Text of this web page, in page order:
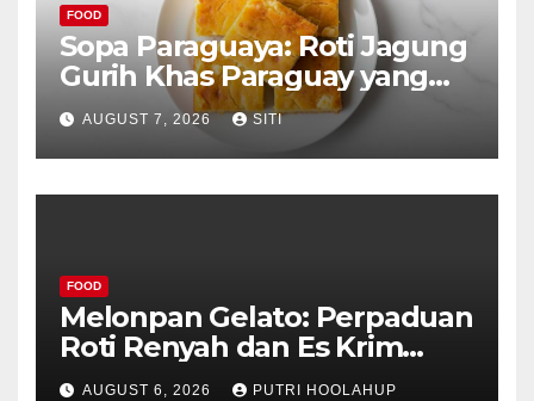
FOOD
Sopa Paraguaya: Roti Jagung
Gurih Khas Paraguay yang
Unik
AUGUST 7, 2026 SITI
FOOD
Melonpan Gelato: Perpaduan
Roti Renyah dan Es Krim
Lembut yang Menggoda
AUGUST 6, 2026 PUTRI HOOLAHUP